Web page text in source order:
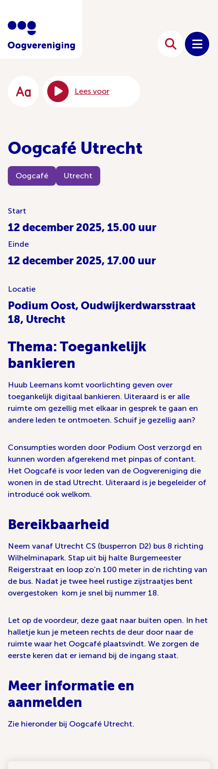
Lees voor
Oogcafé Utrecht
Oogcafé Utrecht
Start
12 december 2025, 15.00 uur
Einde
12 december 2025, 17.00 uur
Locatie
Podium Oost, Oudwijkerdwarsstraat
18, Utrecht
Thema: Toegankelijk
bankieren
Huub Leemans komt voorlichting geven over
toegankelijk digitaal bankieren. Uiteraard is er alle
ruimte om gezellig met elkaar in gesprek te gaan en
andere leden te ontmoeten. Schuif je gezellig aan?
Consumpties worden door Podium Oost verzorgd en
kunnen worden afgerekend met pinpas of contant.
Het Oogcafé is voor leden van de Oogvereniging die
wonen in de stad Utrecht. Uiteraard is je begeleider of
introducé ook welkom.
Bereikbaarheid
Neem vanaf Utrecht CS (busperron D2) bus 8 richting
Wilhelminapark. Stap uit bij halte Burgemeester
Reigerstraat en loop zo’n 100 meter in de richting van
de bus. Nadat je twee heel rustige zijstraatjes bent
overgestoken kom je snel bij nummer 18.
Let op de voordeur, deze gaat naar buiten open. In het
halletje kun je meteen rechts de deur door naar de
ruimte waar het Oogcafé plaatsvindt. We zorgen de
eerste keren dat er iemand bij de ingang staat.
Meer informatie en
aanmelden
Zie hieronder bij Oogcafé Utrecht.